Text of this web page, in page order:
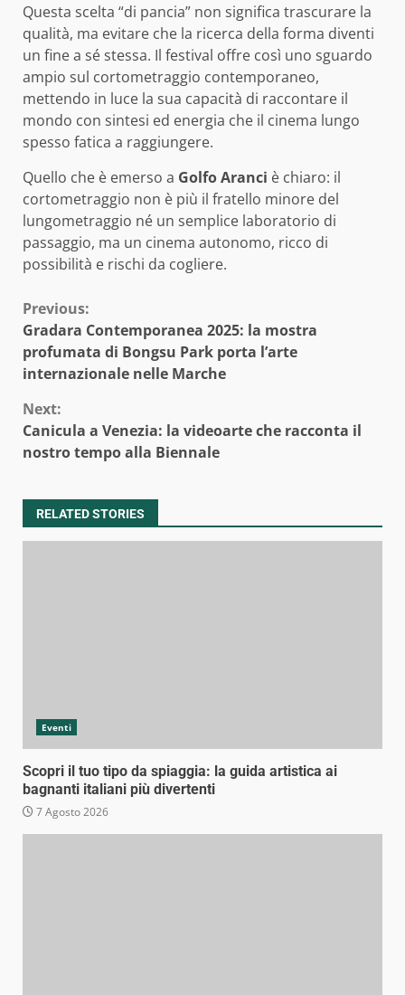
Questa scelta “di pancia” non significa trascurare la
qualità, ma evitare che la ricerca della forma diventi
un fine a sé stessa. Il festival offre così uno sguardo
ampio sul cortometraggio contemporaneo,
mettendo in luce la sua capacità di raccontare il
mondo con sintesi ed energia che il cinema lungo
spesso fatica a raggiungere.
Quello che è emerso a Golfo Aranci è chiaro: il
cortometraggio non è più il fratello minore del
lungometraggio né un semplice laboratorio di
passaggio, ma un cinema autonomo, ricco di
possibilità e rischi da cogliere.
Continue
Reading
Previous:
Gradara Contemporanea 2025: la mostra
profumata di Bongsu Park porta l’arte
internazionale nelle Marche
Next:
Canicula a Venezia: la videoarte che racconta il
nostro tempo alla Biennale
RELATED STORIES
Eventi
Scopri il tuo tipo da spiaggia: la guida artistica ai
bagnanti italiani più divertenti
7 Agosto 2026